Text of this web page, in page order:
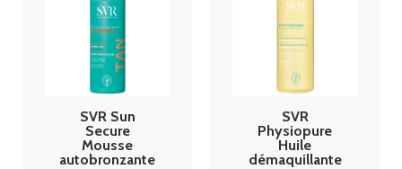
SVR Sun
Secure
Mousse
autobronzante
SVR
Physiopure
Huile
démaquillante